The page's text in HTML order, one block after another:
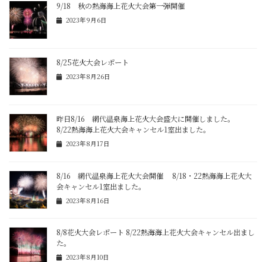
9/18 秋の熱海海上花火大会第一弾開催
2023年9月6日
8/25花火大会レポート
2023年8月26日
昨日8/16 網代温泉海上花火大会盛大に開催しました。
8/22熱海海上花火大会キャンセル1室出ました。
2023年8月17日
8/16 網代温泉海上花火大会開催 8/18・22熱海海上花火大
会キャンセル1室出ました。
2023年8月16日
8/8花火大会レポート 8/22熱海海上花火大会キャンセル出まし
た。
2023年8月10日